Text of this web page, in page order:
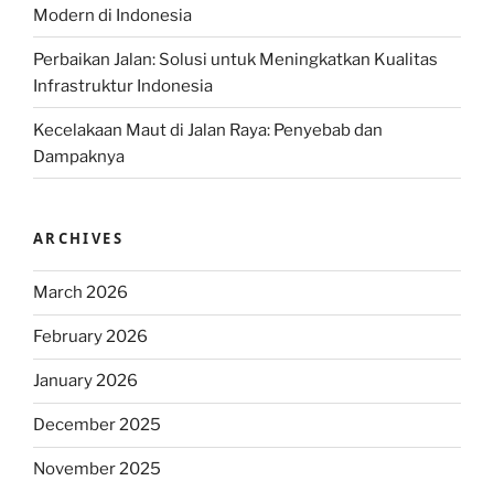
Modern di Indonesia
Perbaikan Jalan: Solusi untuk Meningkatkan Kualitas
Infrastruktur Indonesia
Kecelakaan Maut di Jalan Raya: Penyebab dan
Dampaknya
ARCHIVES
March 2026
February 2026
January 2026
December 2025
November 2025